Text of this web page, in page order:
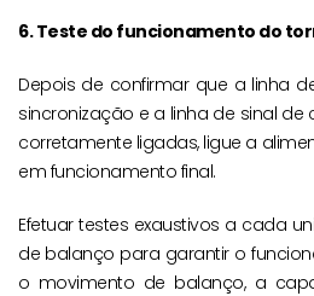
6. Teste do funcionamento do
Depois de confirmar que a linha
sincronização e a linha de sinal
corretamente ligadas, ligue a
em funcionamento final.
Efetuar testes exaustivos a cada
de balanço para garantir o
o movimento de balanço, a